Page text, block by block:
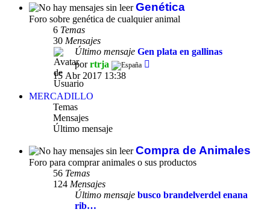
Genética
Foro sobre genética de cualquier animal
6 Temas
30 Mensajes
Último mensaje Gen plata en gallinas
porrtrja
15 Abr 2017 13:38
MERCADILLO
Temas
Mensajes
Último mensaje
Compra de Animales
Foro para comprar animales o sus productos
56 Temas
124 Mensajes
Último mensaje busco brandelverdel enana
rib…